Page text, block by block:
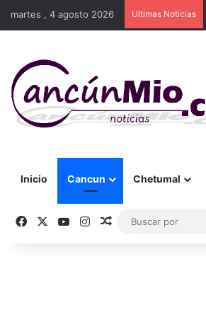
martes , 4 agosto 2026 Ultimas Noticias
Inicio Cancun Chetumal
FacebookYouTubeInstagram
Publicación al azar